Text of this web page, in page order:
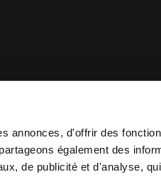
annonces, d'offrir des
également des
de publicité et d'analyse,